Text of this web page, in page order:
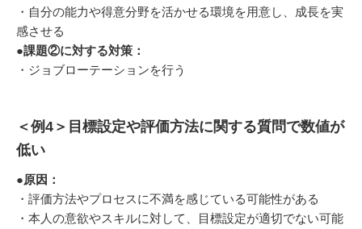
・自分の能力や得意分野を活かせる環境を用意し、成長を実
感させる
●課題②に対する対策：
・ジョブローテーションを行う
＜例4＞目標設定や評価方法に関する質問で数値が
低い
●原因：
・評価方法やプロセスに不満を感じている可能性がある
・本人の意欲やスキルに対して、目標設定が適切でない可能